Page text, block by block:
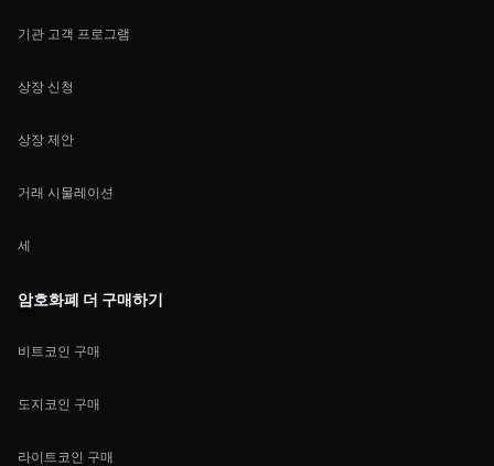
기관 고객 프로그램
상장 신청
상장 제안
거래 시물레이션
세
암호화폐 더 구매하기
비트코인 구매
도지코인 구매
라이트코인 구매